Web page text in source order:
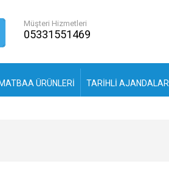
Müşteri Hizmetleri
05331551469
ÜRÜNLERİ TARİHLİ AJANDALAR